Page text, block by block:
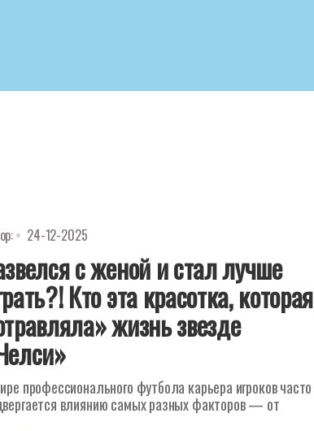
24-12-2025
с женой и стал лучше
Кто эта красотка, которая
жизнь звезде
профессионального футбола карьера игроков часто
влиянию самых разных факторов — от